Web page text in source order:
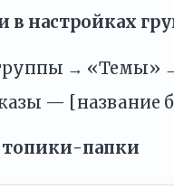
в настройках
→ «Темы»
— [название
топики-папки